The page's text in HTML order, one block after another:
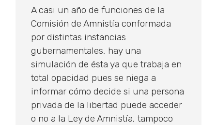
A casi un año de funciones de la
Comisión de Amnistía conformada
por distintas instancias
gubernamentales, hay una
simulación de ésta ya que trabaja en
total opacidad pues se niega a
informar cómo decide si una persona
privada de la libertad puede acceder
o no a la Ley de Amnistía, tampoco